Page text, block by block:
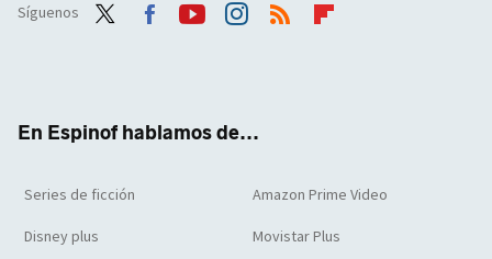
Síguenos
En Espinof hablamos de...
Series de ficción Amazon Prime Video
Disney plus Movistar Plus